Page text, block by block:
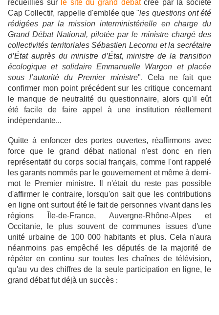
recueillies sur le site du grand débatcréé par la société
Cap Collectif, rappelle d'emblée que "les questions ont été
rédigées par la mission interministérielle en charge du
Grand Débat National, pilotée par le ministre chargé des
collectivités territoriales Sébastien Lecornu et la secrétaire
d’État auprès du ministre d’État, ministre de la transition
écologique et solidaire Emmanuelle Wargon et placée
sous l’autorité du Premier ministre". Cela ne fait que
confirmer mon point précédent sur les critique concernant
le manque de neutralité du questionnaire, alors qu'il eût
été facile de faire appel à une institution réellement
indépendante...
Quitte à enfoncer des portes ouvertes, réaffirmons avec
force que le grand débat national n'est donc en rien
représentatif du corps social français, comme l'ont rappelé
les garants nommés par le gouvernement et même à demi-
mot le Premier ministre. Il n'était du reste pas possible
d'affirmer le contraire, lorsqu'on sait que les contributions
en ligne ont surtout été le fait de personnes vivant dans les
régions Île-de-France, Auvergne-Rhône-Alpes et
Occitanie, le plus souvent de communes issues d'une
unité urbaine de 100 000 habitants et plus. Cela n'aura
néanmoins pas empêché les députés de la majorité de
répéter en continu sur toutes les chaînes de télévision,
qu'au vu des chiffres de la seule participation en ligne, le
grand débat fut déjà un succès :